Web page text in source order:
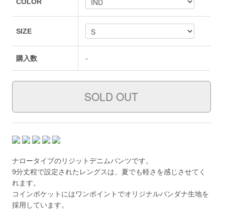
COLOR
SIZE
購入数 -
ナロータイプのリジットデニムパンツです。
9分丈程で設定されたレングスは、夏でも軽さを感じさせてく
れます。
コインポケットにはワンポイントでオリジナルバンダナ生地を
採用しています。